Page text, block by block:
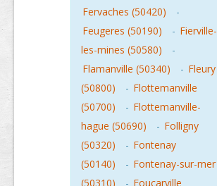
Fervaches (50420)
-
Feugeres (50190)
- Fierville-
les-mines (50580)
-
Flamanville (50340)
- Fleury
(50800)
- Flottemanville
(50700)
- Flottemanville-
hague (50690)
- Folligny
(50320)
- Fontenay
(50140)
- Fontenay-sur-mer
(50310)
- Foucarville